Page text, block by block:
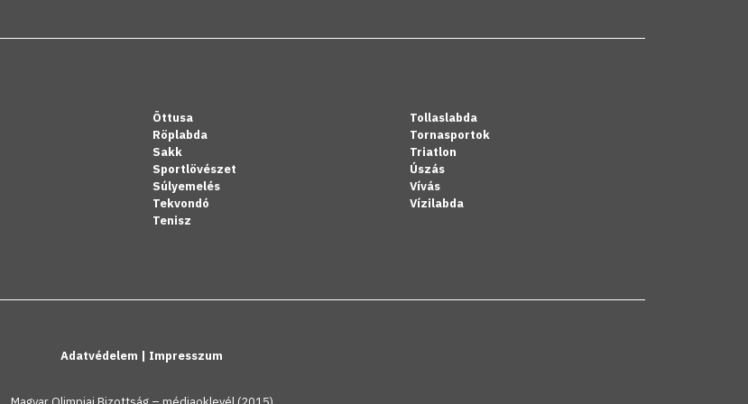
Öttusa
Röplabda
Sakk
Sportlövészet
Súlyemelés
Tekvondó
Tenisz
Tollaslabda
Tornasportok
Triatlon
Úszás
Vívás
Vízilabda
Adatvédelem | Impresszum